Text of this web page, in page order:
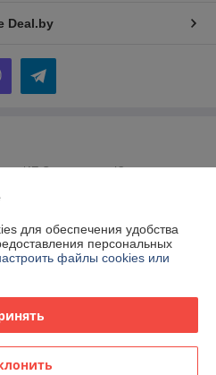
Deal.by
ИП Спиридонова Юлия
г. Минск. ул. Некрасова
для обеспечения удобства
персональных
файлы cookies или